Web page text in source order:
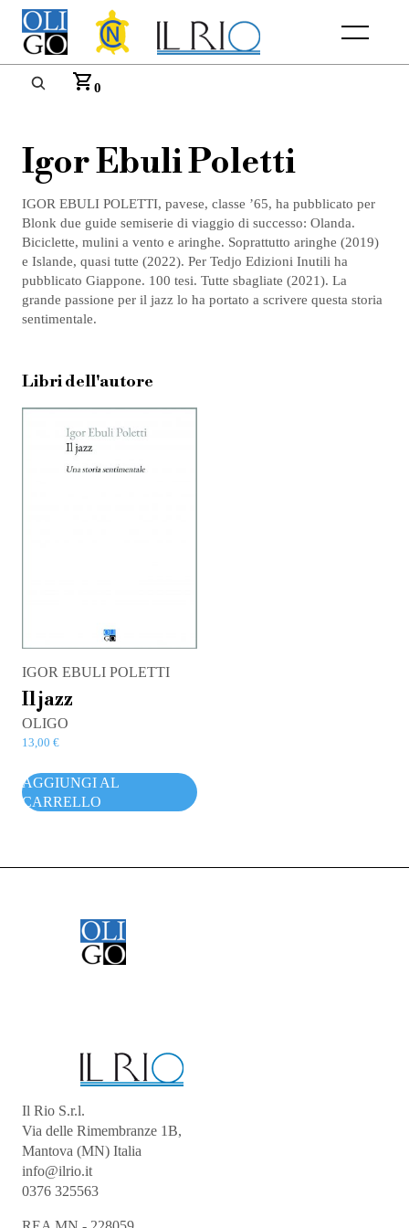
Menu
0
Igor Ebuli Poletti
IGOR EBULI POLETTI, pavese, classe ’65, ha pubblicato per
Blonk due guide semiserie di viaggio di successo: Olanda.
Biciclette, mulini a vento e aringhe. Soprattutto aringhe (2019)
e Islande, quasi tutte (2022). Per Tedjo Edizioni Inutili ha
pubblicato Giappone. 100 tesi. Tutte sbagliate (2021). La
grande passione per il jazz lo ha portato a scrivere questa storia
sentimentale.
Libri dell'autore
IGOR EBULI POLETTI
Il jazz
OLIGO
13,00 €
AGGIUNGI AL
CARRELLO
Il Rio S.r.l.
Via delle Rimembranze 1B,
Mantova (MN) Italia
info@ilrio.it
0376 325563